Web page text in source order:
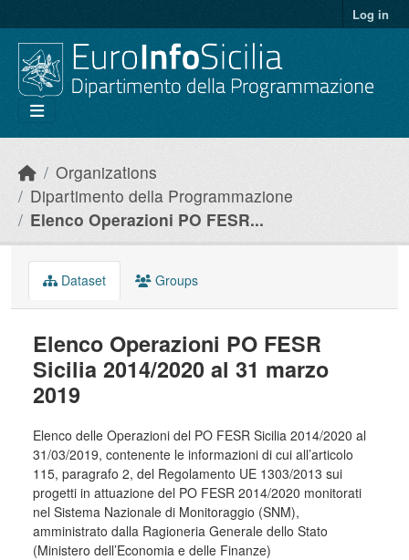
Log in
Organizations
Dipartimento della Programmazione
Elenco Operazioni PO FESR...
Dataset Groups
Elenco Operazioni PO FESR
Sicilia 2014/2020 al 31 marzo
2019
Elenco delle Operazioni del PO FESR Sicilia 2014/2020 al
31/03/2019, contenente le informazioni di cui all’articolo
115, paragrafo 2, del Regolamento UE 1303/2013 sui
progetti in attuazione del PO FESR 2014/2020 monitorati
nel Sistema Nazionale di Monitoraggio (SNM),
amministrato dalla Ragioneria Generale dello Stato
(Ministero dell’Economia e delle Finanze)